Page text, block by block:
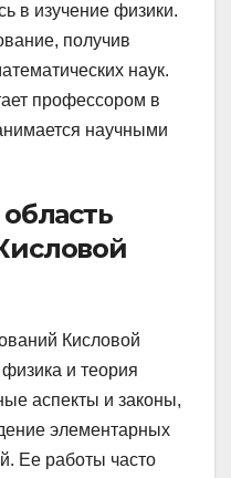
в изучение физики.
получив
наук.
профессором в
научными
Кисловой
и теория
аспекты и законы,
элементарных
Ее работы часто